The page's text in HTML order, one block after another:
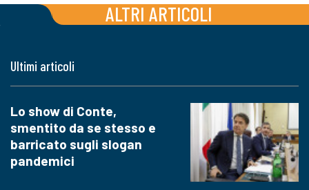
ALTRI ARTICOLI
Ultimi articoli
Lo show di Conte,
smentito da se stesso e
barricato sugli slogan
pandemici